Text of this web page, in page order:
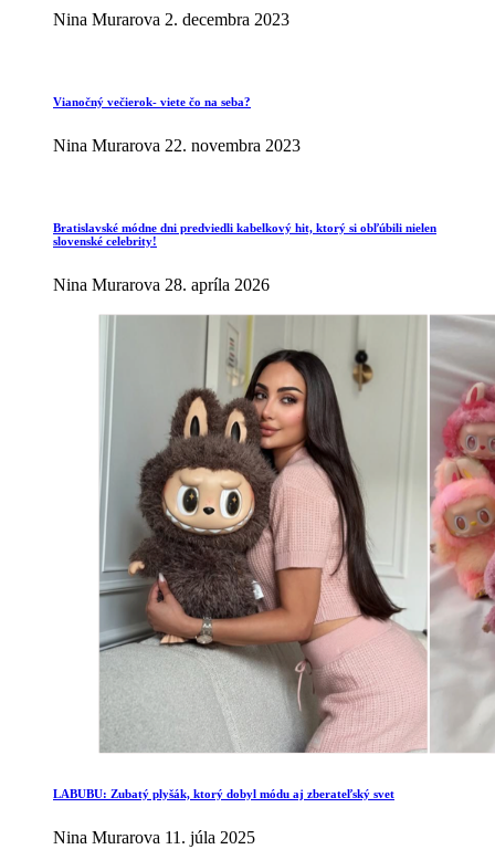
Nina Murarova 2. decembra 2023
Vianočný večierok- viete čo na seba?
Nina Murarova 22. novembra 2023
Bratislavské módne dni predviedli kabelkový hit, ktorý si obľúbili nielen
slovenské celebrity!
Nina Murarova 28. apríla 2026
LABUBU: Zubatý plyšák, ktorý dobyl módu aj zberateľský svet
Nina Murarova 11. júla 2025